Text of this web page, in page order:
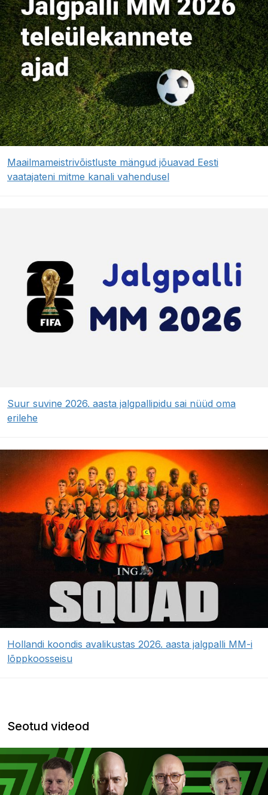
Maailmameistrivõistluste mängud jõuavad Eesti
vaatajateni mitme kanali vahendusel
Suur suvine 2026. aasta jalgpallipidu sai nüüd oma
erilehe
Hollandi koondis avalikustas 2026. aasta jalgpalli MM-i
lõppkoosseisu
Seotud videod